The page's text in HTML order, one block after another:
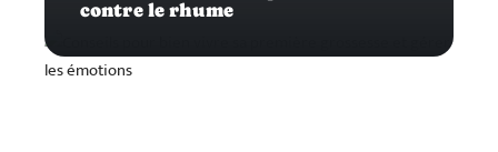
contre le rhume